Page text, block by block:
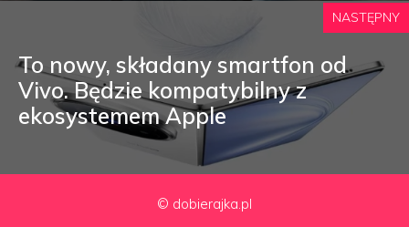
NASTĘPNY
To nowy, składany smartfon od
Vivo. Będzie kompatybilny z
ekosystemem Apple
© dobierajka.pl